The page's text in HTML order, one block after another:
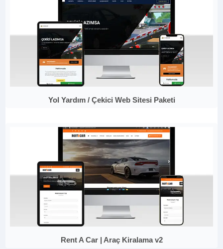
Yol Yardım / Çekici Web Sitesi Paketi
Rent A Car | Araç Kiralama v2